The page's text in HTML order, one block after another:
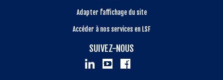
Adapter l'affichage du site
Accéder à nos services en LSF
SUIVEZ-NOUS